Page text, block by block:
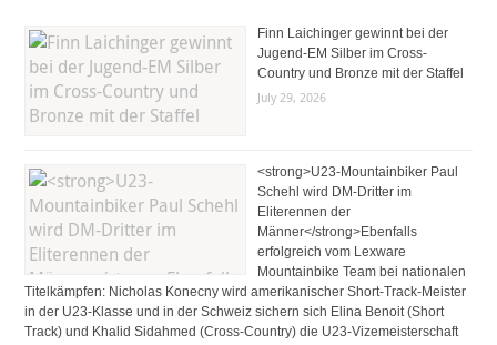
Finn Laichinger gewinnt bei der
Jugend-EM Silber im Cross-
Country und Bronze mit der Staffel
July 29, 2026
<strong>U23-Mountainbiker Paul
Schehl wird DM-Dritter im
Eliterennen der
Männer</strong>Ebenfalls
erfolgreich vom Lexware
Mountainbike Team bei nationalen
Titelkämpfen: Nicholas Konecny wird amerikanischer Short-Track-Meister
in der U23-Klasse und in der Schweiz sichern sich Elina Benoit (Short
Track) und Khalid Sidahmed (Cross-Country) die U23-Vizemeisterschaft